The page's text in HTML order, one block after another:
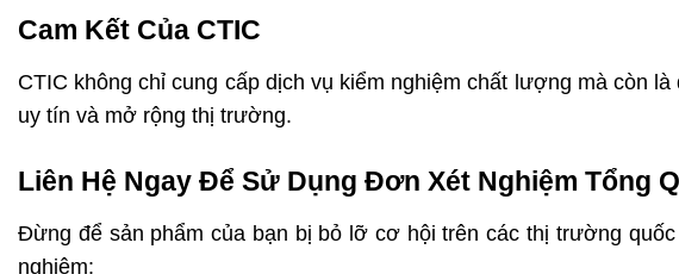
Cam Kết Của CTIC
CTIC không chỉ cung cấp dịch vụ kiểm nghiệm chất lượng mà còn
uy tín và mở rộng thị trường.
Liên Hệ Ngay Để Sử Dụng Đơn Xét Nghiệm Tổng
Đừng để sản phẩm của bạn bị bỏ lỡ cơ hội trên các thị trường
nghiệm: